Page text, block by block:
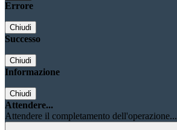
Errore
Chiudi
Successo
Chiudi
Informazione
Chiudi
Attendere...
Attendere il completamento dell'operazione...